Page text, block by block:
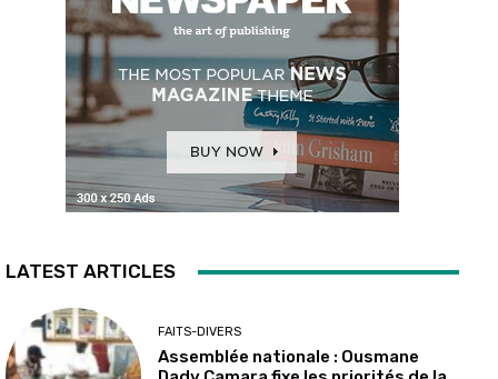
LATEST ARTICLES
FAITS-DIVERS
Assemblée nationale : Ousmane